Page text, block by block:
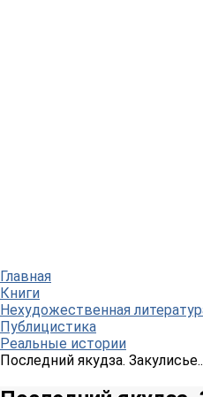
Главная
Книги
Нехудожественная
Публицистика
Реальные истории
Последний якудза.